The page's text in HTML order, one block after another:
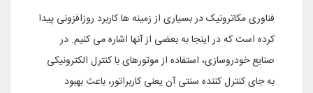
فناورى مکاترونیک در بسیارى از زمینه ها کاربرد روزافزونى پیدا
کرده است که در اینجا به بعضى از آنها اشاره مى کنیم. در
صنایع خودروسازى، استفاده از موتورهاى با کنترل الکترونیکى
به جاى کنترل کننده سنتى آن یعنى کاربراتور، باعث بهبود